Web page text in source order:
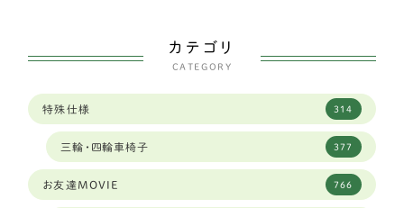
中型犬 289
ダルメシアン 1
琉球犬ミックス 2
岐阜県 95
6
岩手県 3
4
カテゴリ
CATEGORY
特殊仕様 314
三輪・四輪車椅子 377
お友達MOVIE 766